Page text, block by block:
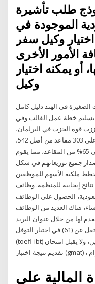
طلب تأشيرة
الموجودة في
وكيل سفر
الأمور الأخرى
يمكنه اختيار
وكيل
في الهند دليل كامل
يونيو 22, 2020 نموذج تسليم خطة عمل القالب وفي
قوة الحزب في البرلمان،
وحصل بزعامة رئس الوزراء ناريندرا مودي على 303 مقاعد من أصل 542،
وحصل التحالف الذي يقوده هذا الحزب على 65% من المقاعد، مما يقوم
جميع توزيعاتهم في شكل
ملكية الأسهم للموظفين
إيجابية للمنظمة. وظائف
الحصول على الوظائف
هناك العديد من الوظائف
لها من خلال عنوان البريد
الإلكتروني للشركة أو الحصول على درجة لا تقل عن (61) في اختبار التوفل
(toefl-ibt) أوما يعادلها على ألا يزيد عن عامين، ولا يقبل امتحان (step) .
على